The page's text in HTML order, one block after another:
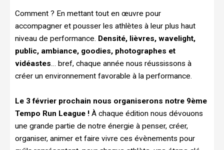
Comment ? En mettant tout en œuvre pour
accompagner et pousser les athlètes à leur plus haut
niveau de performance. Densité, lièvres, wavelight,
public, ambiance, goodies, photographes et
vidéastes… bref, chaque année nous réussissons à
créer un environnement favorable à la performance.
Le 3 février prochain nous organiserons notre 9ème
Tempo Run League ! À chaque édition nous dévouons
une grande partie de notre énergie à penser, créer,
organiser, animer et faire vivre ces évènements pour